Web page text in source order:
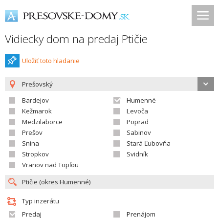
Vidiecky dom na predaj Ptičie
Uložiť toto hladanie
Prešovský
Bardejov
Humenné
Kežmarok
Levoča
Medzilaborce
Poprad
Prešov
Sabinov
Snina
Stará Ľubovňa
Stropkov
Svidník
Vranov nad Topľou
Typ inzerátu
Predaj
Prenájom